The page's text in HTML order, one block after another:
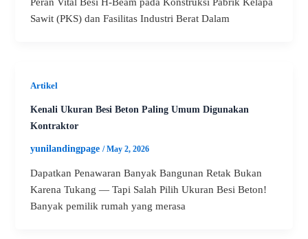
Sawit (PKS) dan Fasilitas Industri Berat Dalam
Artikel
Kenali Ukuran Besi Beton Paling Umum Digunakan
Kontraktor
yunilandingpage/May 2, 2026
Dapatkan Penawaran Banyak Bangunan Retak Bukan
Karena Tukang — Tapi Salah Pilih Ukuran Besi Beton!
Banyak pemilik rumah yang merasa